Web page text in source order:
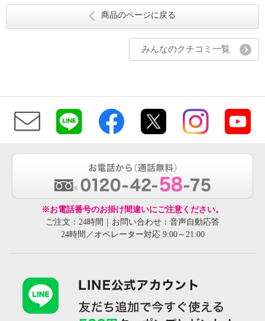
商品のページに戻る
みんなのクチコミ一覧
※お電話番号のお掛け間違いにご注意ください。
ご注文：24時間｜お問い合わせ：音声自動応答
24時間／オペレーター対応 9:00～21:00